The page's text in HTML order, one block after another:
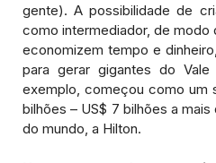
gente). A possibilidade de
como intermediador, de
economizem tempo e
para gerar gigantes do
exemplo, começou como um
bilhões – US$ 7 bilhões a
do mundo, a Hilton.